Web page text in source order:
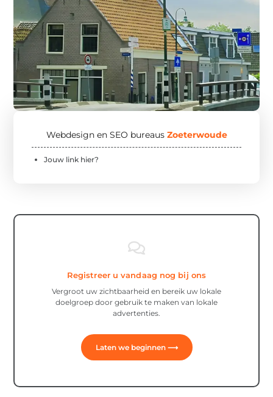
Webdesign en SEO bureaus Zoeterwoude
Jouw link hier?
Registreer u vandaag nog bij ons
Vergroot uw zichtbaarheid en bereik uw lokale
doelgroep door gebruik te maken van lokale
advertenties.
Laten we beginnen ⟶